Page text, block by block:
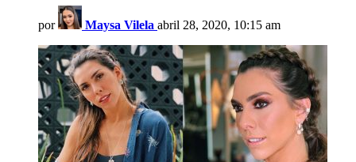
por Maysa Vilela abril 28, 2020, 10:15 am